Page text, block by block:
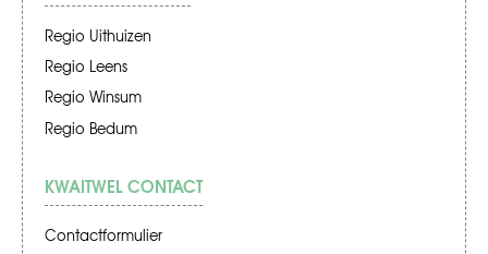
Regio Uithuizen
Regio Leens
Regio Winsum
Regio Bedum
KWAITWEL CONTACT
Contactformulier